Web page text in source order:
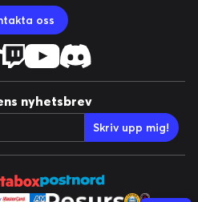
oss
nyhetsbrev
Skriv upp mig!